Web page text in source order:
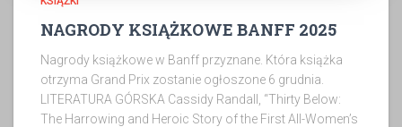
NAGRODY KSIĄŻKOWE BANFF 2025
Nagrody książkowe w Banff przyznane. Która książka
otrzyma Grand Prix zostanie ogłoszone 6 grudnia.
LITERATURA GÓRSKA Cassidy Randall, “Thirty Below:
The Harrowing and Heroic Story of the First All-Women’s